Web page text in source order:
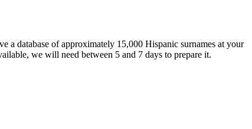
a database of approximately 15,000 Hispanic surnames at your
we will need between 5 and 7 days to prepare it.